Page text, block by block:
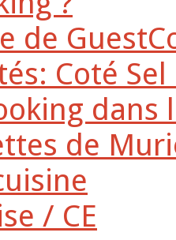
de
Coté
dans
de
/ CE